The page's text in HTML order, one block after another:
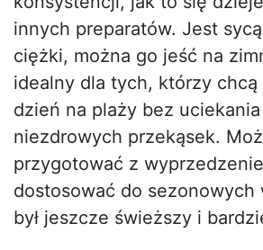
innych preparatów. Jest
ciężki, można go jeść na
idealny dla tych, którzy chcą
dzień na plaży bez
niezdrowych przekąsek.
przygotować z
dostosować do sezonowych
był jeszcze świeższy i